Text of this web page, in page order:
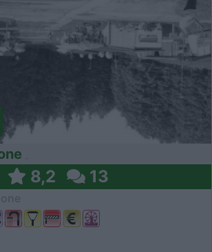
8,2 13